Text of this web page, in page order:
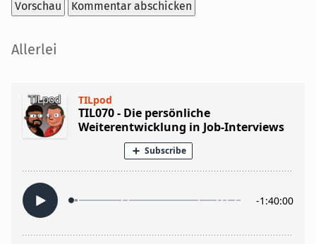
Seitenleiste
Allerlei